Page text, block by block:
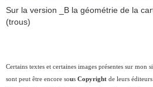
Sur la version _B la géométrie de la
(trous)
Certains textes et certaines images présentes sur mon
sont peut être encore sous Copyright de leurs